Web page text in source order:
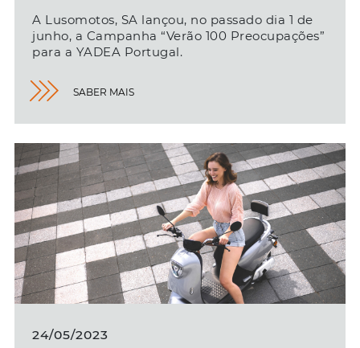
A Lusomotos, SA lançou, no passado dia 1 de
junho, a Campanha “Verão 100 Preocupações”
para a YADEA Portugal.
SABER MAIS
24/05/2023